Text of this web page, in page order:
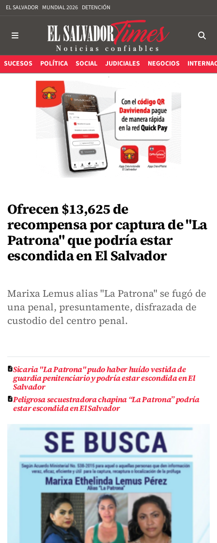
EL SALVADOR MUNDIAL 2026 DETENCIÓN
SUCESOS POLÍTICA SOCIAL JUDICIALES NEGOCIOS
Ofrecen $13,625 de
recompensa por captura de "La
Patrona" que podría estar
escondida en El Salvador
Marixa Lemus alias "La Patrona" se fugó de
una penal, presuntamente, disfrazada de
custodio del centro penal.
Sicaria "La Patrona" pudo haber huído vestida de
guardia penitenciario y podría estar escondida en El
Salvador
Peligrosa secuestradora chapina “La Patrona” podría
estar escondida en El Salvador